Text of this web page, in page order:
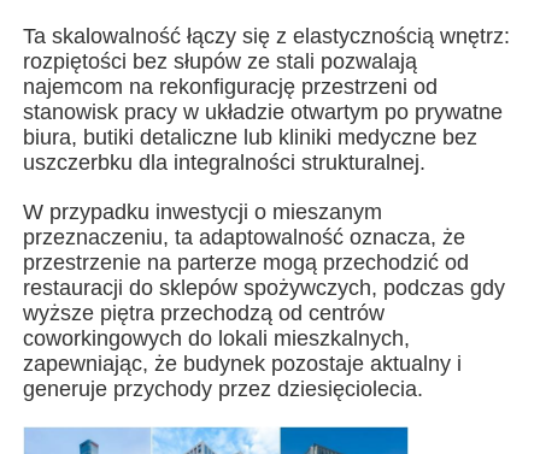
Poprosić o wycenę
Budowa konstrukcji stalowej
Warsztat konstrukcji stalowych
magazyn konstrukcji stalowych
Szpa konstrukcji stalowych
Ciężka konstrukcja stalowa
Ta skalowalność łączy się z elastycznością wnętrz:
rozpiętości bez słupów ze stali pozwalają
najemcom na rekonfigurację przestrzeni od
stanowisk pracy w układzie otwartym po prywatne
biura, butiki detaliczne lub kliniki medyczne bez
uszczerbku dla integralności strukturalnej.
W przypadku inwestycji o mieszanym
przeznaczeniu, ta adaptowalność oznacza, że
przestrzenie na parterze mogą przechodzić od
restauracji do sklepów spożywczych, podczas gdy
wyższe piętra przechodzą od centrów
coworkingowych do lokali mieszkalnych,
zapewniając, że budynek pozostaje aktualny i
generuje przychody przez dziesięciolecia.